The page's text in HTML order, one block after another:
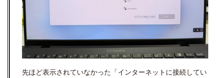
先ほど表示されていなかった「インターネットに接続してい